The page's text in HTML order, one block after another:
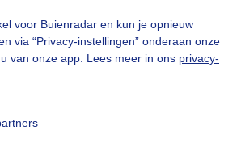
voor Buienradar en kun je opnieuw
via “Privacy-instellingen” onderaan onze
van onze app. Lees meer in ons privacy-